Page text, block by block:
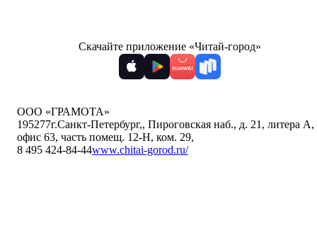
Скачайте приложение «Читай-город»
ООО «ГРАМОТА»
195277г.Санкт-Петербург,, Пироговская наб., д. 21, литера А,
офис 63, часть помещ. 12-Н, ком. 29,
8 495 424-84-44www.chitai-gorod.ru/